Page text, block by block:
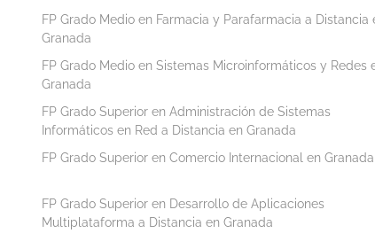
FP Grado Medio en Farmacia y Parafarmacia a Distancia
Granada
FP Grado Medio en Sistemas Microinformáticos y Redes
Granada
FP Grado Superior en Administración de Sistemas
Informáticos en Red a Distancia en Granada
FP Grado Superior en Comercio Internacional en Granada
FP Grado Superior en Desarrollo de Aplicaciones
Multiplataforma a Distancia en Granada